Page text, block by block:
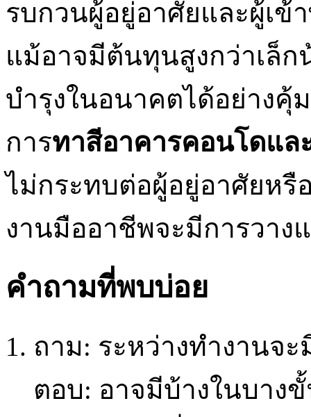
รบกวนผู้อยู่อาศัยและผู้เข้
แม้อาจมีต้นทุนสูงกว่าเล็
บำรุงในอนาคตได้อย่างคุ้
การทาสีอาคารคอนโดแล
ไม่กระทบต่อผู้อยู่อาศัยหรื
งานมืออาชีพจะมีการวา
คำถามที่พบบ่อย
ถาม: ระหว่างทำงานจะ
ตอบ: อาจมีบ้างในบาง